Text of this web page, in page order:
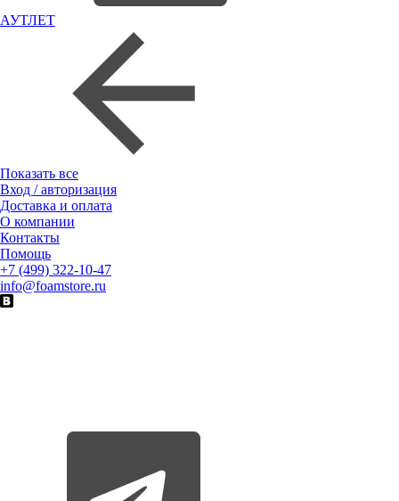
АУТЛЕТ
Показать все
Вход / авторизация
Доставка и оплата
О компании
Контакты
Помощь
+7 (499) 322-10-47
info@foamstore.ru